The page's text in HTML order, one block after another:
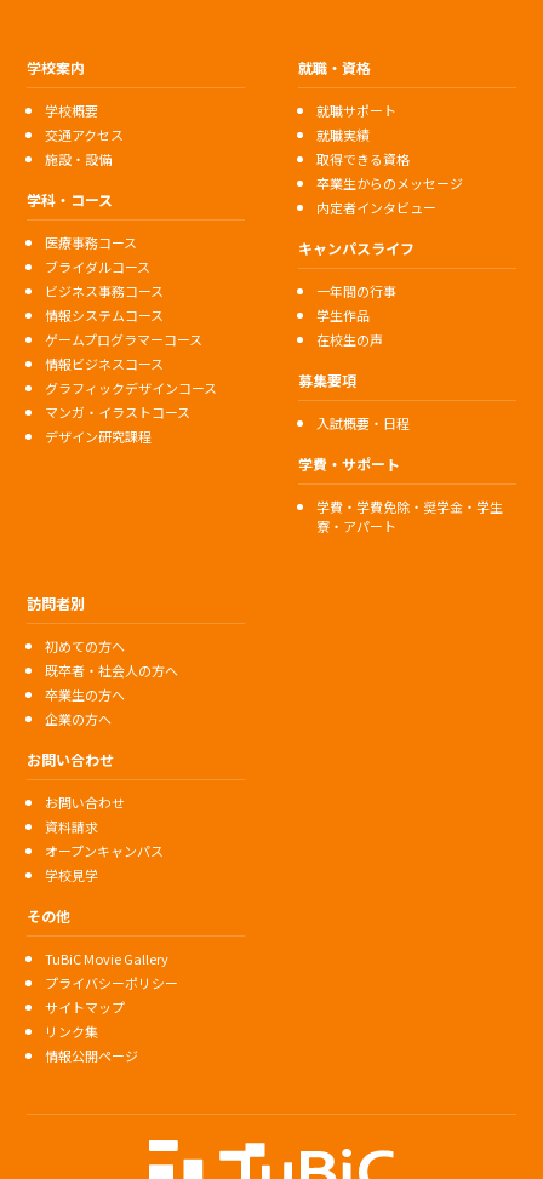
学校案内
学校概要
交通アクセス
施設・設備
学科・コース
医療事務コース
ブライダルコース
ビジネス事務コース
情報システムコース
ゲームプログラマーコース
情報ビジネスコース
グラフィックデザインコース
マンガ・イラストコース
デザイン研究課程
就職・資格
就職サポート
就職実績
取得できる資格
卒業生からのメッセージ
内定者インタビュー
キャンパスライフ
一年間の行事
学生作品
在校生の声
募集要項
入試概要・日程
学費・サポート
学費・学費免除・奨学金・学生
寮・アパート
訪問者別
初めての方へ
既卒者・社会人の方へ
卒業生の方へ
企業の方へ
お問い合わせ
お問い合わせ
資料請求
オープンキャンパス
学校見学
その他
TuBiC Movie Gallery
プライバシーポリシー
サイトマップ
リンク集
情報公開ページ